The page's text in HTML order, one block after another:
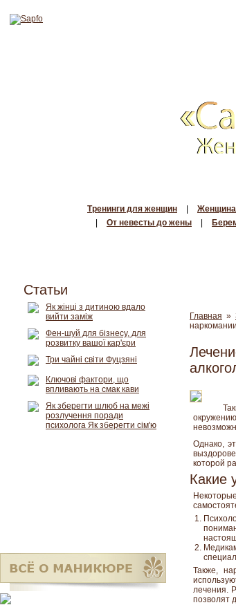
Тренинги для женщин Женщина
От невесты до жены
Главная »
наркомании
Однако,
которой
Какие
Также,
лечения.
позволят
Статьи
Як жінці з дитиною вдало
вийти заміж
Фен-шуй для бізнесу, для
розвитку вашої кар'єри
Три чайні світи Фуцзяні
Ключові фактори, що
впливають на смак кави
Як зберегти шлюб на межі
розлучення поради
психолога Як зберегти сім'ю